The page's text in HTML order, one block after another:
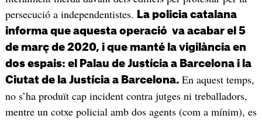
persecució a independentistes.
La policia catalana
informa que aquesta operació va acabar el 5
de març de 2020, i que manté la vigilància en
dos espais: el Palau de Justícia a Barcelona i la
Ciutat de la Justícia a Barcelona. En aquest temps,
no s’ha produït cap incident contra jutges ni treballadors,
mentre un cotxe policial amb dos agents (com a mínim), es